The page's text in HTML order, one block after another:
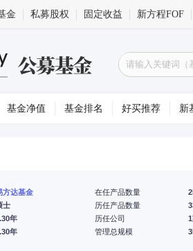
金 私募股权 固定收益 新方程FOF
基金净值 基金排名 好买推荐 新
方达基金
士
年
年
在任产品数量
历任产品数量
历任公司
管理总规模